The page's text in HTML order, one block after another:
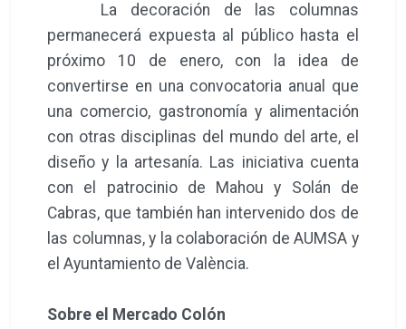
La decoración de las columnas
permanecerá expuesta al público hasta el
próximo 10 de enero, con la idea de
convertirse en una convocatoria anual que
una comercio, gastronomía y alimentación
con otras disciplinas del mundo del arte, el
diseño y la artesanía. Las iniciativa cuenta
con el patrocinio de Mahou y Solán de
Cabras, que también han intervenido dos de
las columnas, y la colaboración de AUMSA y
el Ayuntamiento de València.
Sobre el Mercado Colón